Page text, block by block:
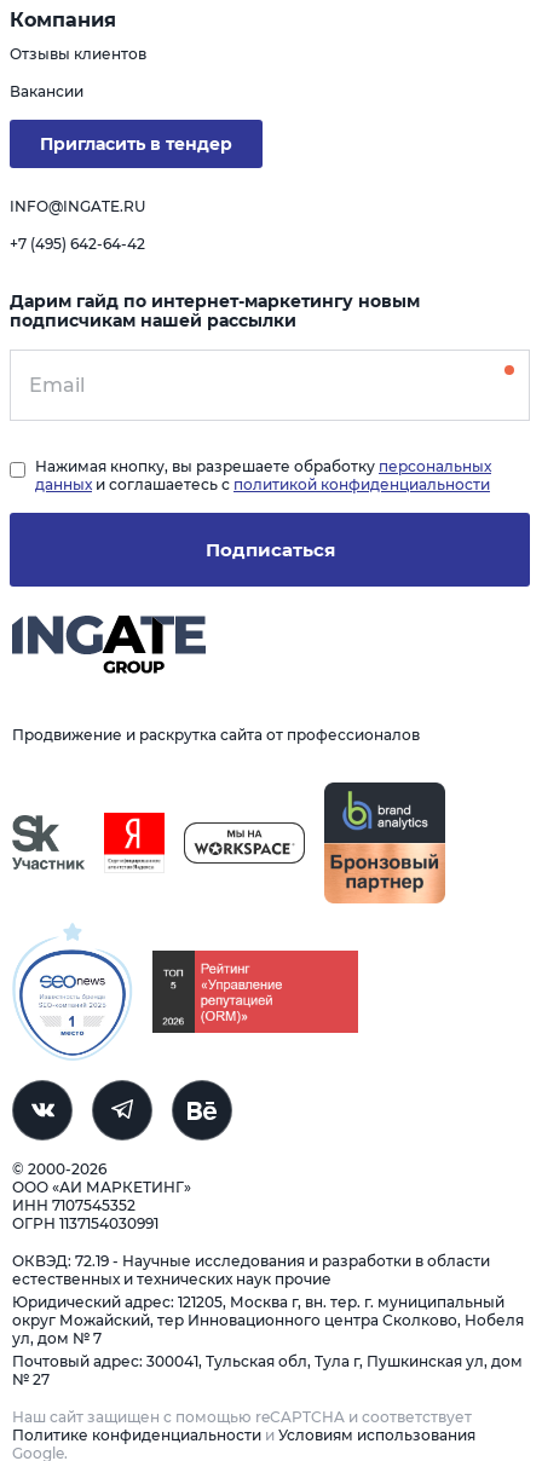
Продвижение и раскрутка сайта от профессионалов
© 2000-2026
ООО «АИ МАРКЕТИНГ»
ИНН 7107545352
ОГРН 1137154030991
Компания
Отзывы клиентов
Вакансии
Пригласить в тендер
INFO@INGATE.RU
+7 (495) 642-64-42
Дарим гайд по интернет-маркетингу новым
подписчикам нашей рассылки
Подписаться
Нажимая кнопку, вы разрешаете обработку персональных
данных и соглашаетесь с политикой конфиденциальности
ОКВЭД: 72.19 - Научные исследования и разработки в области
естественных и технических наук прочие
Юридический адрес: 121205, Москва г, вн. тер. г. муниципальный
округ Можайский, тер Инновационного центра Сколково, Нобеля
ул, дом № 7
Почтовый адрес: 300041, Тульская обл, Тула г, Пушкинская ул, дом
№ 27
Наш сайт защищен с помощью reCAPTCHA и соответствует
Политике конфиденциальности и Условиям использования
Google.